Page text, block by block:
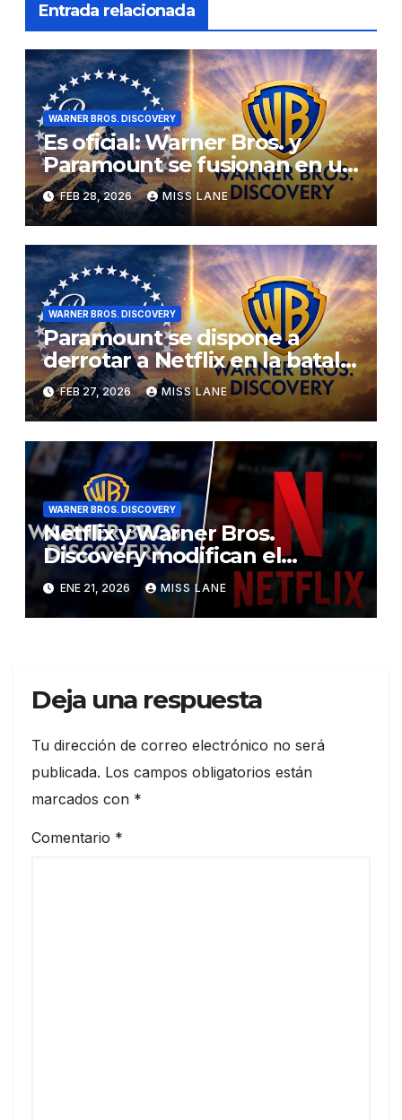
Entrada relacionada
WARNER BROS. DISCOVERY
Es oficial: Warner Bros. y
Paramount se fusionan en un
acuerdo multimillonario por
valor de 110 000 millones de
dólares
FEB 28, 2026 MISS LANE
WARNER BROS. DISCOVERY
Paramount se dispone a
derrotar a Netflix en la batalla
por Warner Bros., pero ¿qué
significa esto para los fans de
Superman?
FEB 27, 2026 MISS LANE
WARNER BROS. DISCOVERY
Netflix y Warner Bros.
Discovery modifican el
acuerdo de compra para
realizar una transacción
totalmente en efectivo
ENE 21, 2026 MISS LANE
Deja una respuesta
Tu dirección de correo electrónico no será
publicada. Los campos obligatorios están
marcados con *
Comentario *